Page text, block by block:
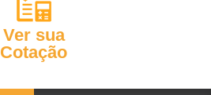
Ver sua
Cotação